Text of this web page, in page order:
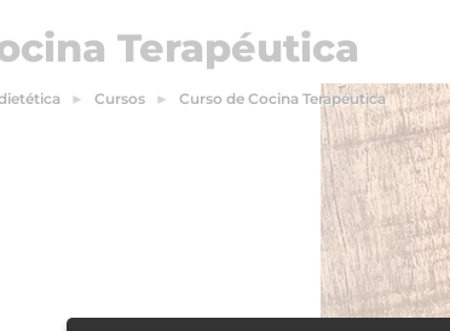
Terapéutica
Cursos Curso de Cocina Terapéutica